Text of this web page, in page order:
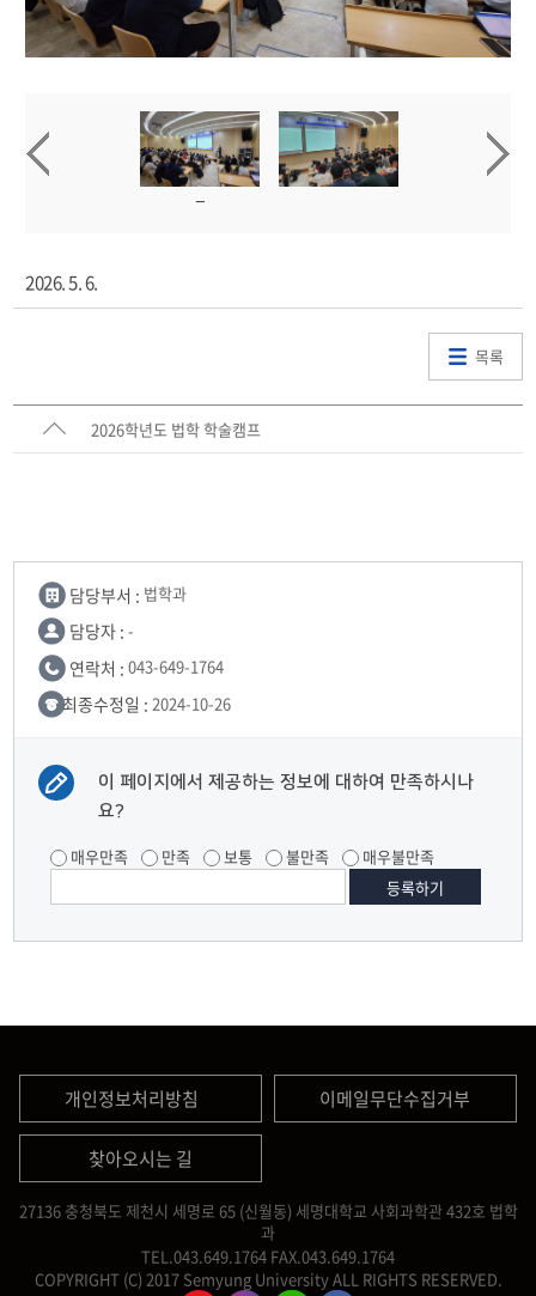
2026. 5. 6.
목록
2026학년도 법학 학술캠프
담당부서 : 법학과
담당자 : -
연락처 : 043-649-1764
최종수정일 : 2024-10-26
이 페이지에서 제공하는 정보에 대하여 만족하시나
요?
매우만족 만족 보통 불만족 매우불만족
개인정보처리방침 이메일무단수집거부
찾아오시는 길
27136 충청북도 제천시 세명로 65 (신월동) 세명대학교 사회과학관 432호 법학
과
TEL.043.649.1764 FAX.043.649.1764
COPYRIGHT (C) 2017 Semyung University ALL RIGHTS RESERVED.